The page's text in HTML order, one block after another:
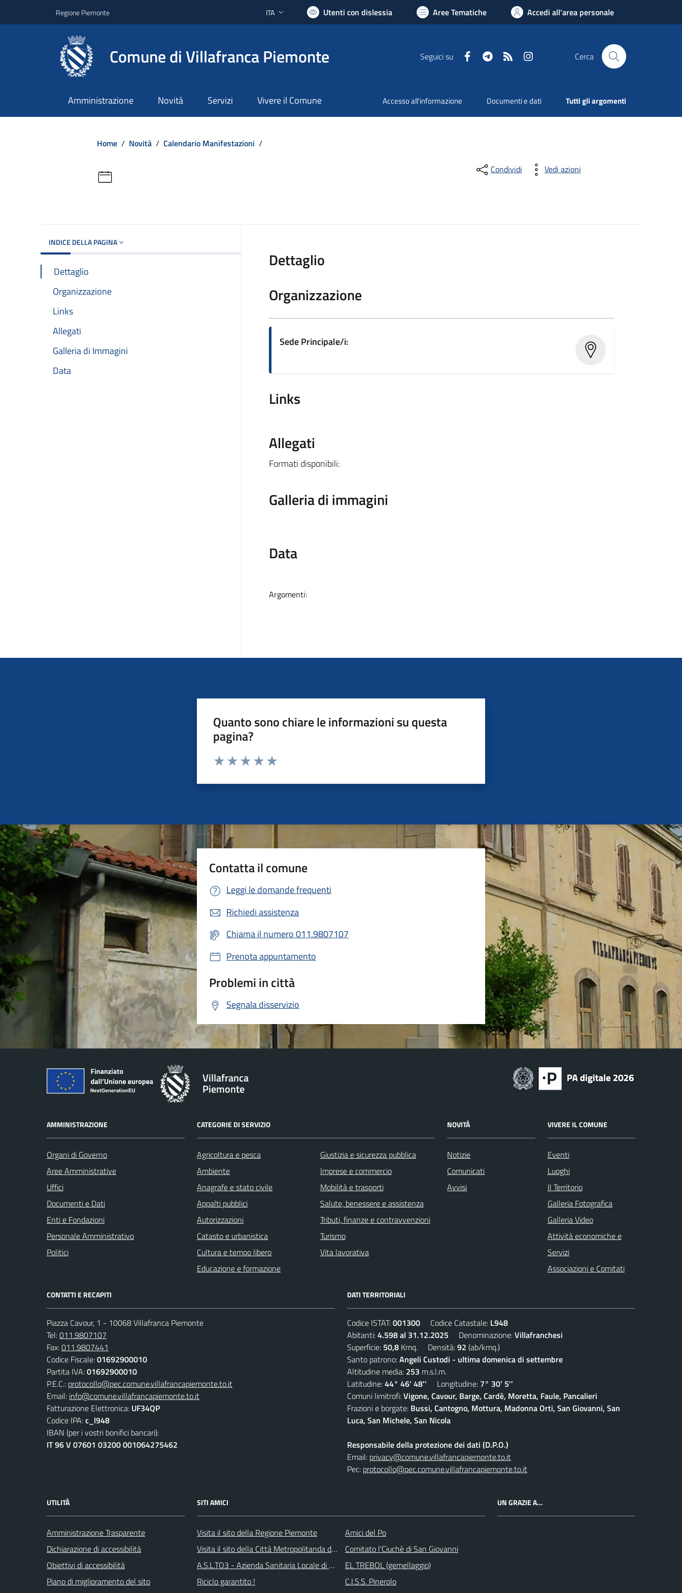
Regione Piemonte Lingua attiva:
ITA Utenti con dislessia Aree Tematiche Accedi all'area personale
Comune di Villafranca Piemonte Seguici su FacebookTelegramRSS Cerca
Amministrazione Novità Servizi Vivere il Comune Accesso all'informazione Documenti e dati Tutti gli argomenti
Home / Novità / Calendario Manifestazioni /
Condividi Vedi azioni
INDICE DELLA PAGINA
Dettaglio
Organizzazione
Links
Allegati
Galleria di Immagini
Data
Dettaglio
Organizzazione
Sede Principale/i:
Links
Allegati
Formati disponibili:
Galleria di immagini
Data
Argomenti:
Quanto sono chiare le informazioni su questa
pagina?
Valuta da 1 a 5 stelle la pagina
Contatta il comune
Leggi le domande frequenti
Richiedi assistenza
Chiama il numero 011.9807107
Prenota appuntamento
Problemi in città
Segnala disservizio
Villafranca
Piemonte
AMMINISTRAZIONE
Organi di Governo
Aree Amministrative
Uffici
Documenti e Dati
Enti e Fondazioni
Personale Amministrativo
Politici
CATEGORIE DI SERVIZIO
Agricoltura e pesca
Ambiente
Anagrafe e stato civile
Appalti pubblici
Autorizzazioni
Catasto e urbanistica
Cultura e tempo libero
Educazione e formazione
Giustizia e sicurezza pubblica
Imprese e commercio
Mobilità e trasporti
Salute, benessere e assistenza
Tributi, finanze e contravvenzioni
Turismo
Vita lavorativa
NOVITÀ
Notizie
Comunicati
Avvisi
VIVERE IL COMUNE
Eventi
Luoghi
Il Territorio
Galleria Fotografica
Galleria Video
Attività economiche e
Servizi
Associazioni e Comitati
CONTATTI E RECAPITI
Piazza Cavour, 1 - 10068 Villafranca Piemonte
Tel:011.9807107
Fax:011.9807441
Codice Fiscale:01692900010
Partita IVA:01692900010
P.E.C.: protocollo@pec.comune.villafrancapiemonte.to.it
Email: info@comune.villafrancapiemonte.to.it
Fatturazione Elettronica: UF34QP
Codice IPA:c_l948
IBAN (per i vostri bonifici bancari):
IT 96 V 07601 03200 001064275462
DATI TERRITORIALI
Codice ISTAT:001300 Codice Catastale: L948
Abitanti:4.598 al 31.12.2025 Denominazione:Villafranchesi
Superficie: 50,8 Kmq. Densità:92 (ab/kmq.)
Santo patrono:Angeli Custodi - ultima domenica di settembre
Altitudine media: 253 m.s.l.m.
Latitudine:44° 46' 48'' Longitudine: 7° 30' 5''
Comuni limitrofi:Vigone, Cavour, Barge, Cardè, Moretta, Faule, Pancalieri
Frazioni e borgate: Bussi, Cantogno, Mottura, Madonna Orti, San Giovanni, San
Luca, San Michele, San Nicola
Responsabile della protezione dei dati (D.P.O.)
Email: privacy@comune.villafrancapiemonte.to.it
Pec: protocollo@pec.comune.villafrancapiemonte.to.it
UTILITÀ
Amministrazione Trasparente
Dichiarazione di accessibilità
Obiettivi di accessibilità
Piano di miglioramento del sito
SITI AMICI
Visita il sito della Regione Piemonte
Visita il sito della Città Metropolitanda di Torino
A.S.L.TO3 - Azienda Sanitaria Locale di Collegno e Pinerolo
Riciclo garantito !
Amici del Po
Comitato l'Ciuchè di San Giovanni
EL TREBOL (gemellaggio)
C.I.S.S. Pinerolo
UN GRAZIE A...